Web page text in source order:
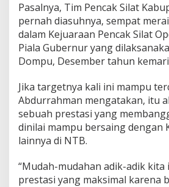
Pasalnya, Tim Pencak Silat
pernah diasuhnya, sempat
dalam Kejuaraan Pencak Silat
Piala Gubernur yang
Dompu, Desember tahun
Jika targetnya kali ini mampu
Abdurrahman mengatakan, itu
sebuah prestasi yang
dinilai mampu bersaing dengan
lainnya di NTB.
“Mudah-mudahan adik-adik kita
prestasi yang maksimal karena